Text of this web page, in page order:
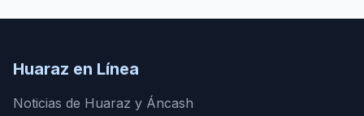
Huaraz en Línea
Noticias de Huaraz y Áncash